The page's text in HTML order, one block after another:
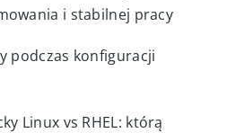
i stabilnej pracy
podczas konfiguracji
Linux vs RHEL: którą